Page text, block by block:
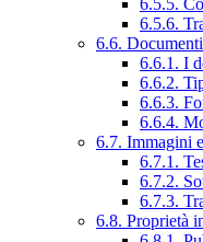
6.5.5.
6.5.6.
6.6. Documenti
6.6.1. I
6.6.2.
6.6.3.
6.6.4.
6.7. Immagini
6.7.1.
6.7.2.
6.7.3.
6.8. Proprietà